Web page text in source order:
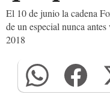
El 10 de junio la cadena
de un especial nunca
2018